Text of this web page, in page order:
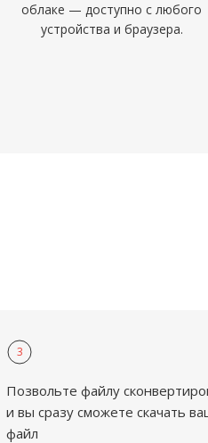
облаке — доступно с любого
устройства и браузера.
3
Позвольте файлу
и вы сразу сможете скачать
файл